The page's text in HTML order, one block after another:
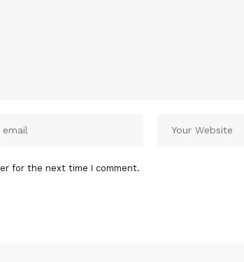
for the next time I comment.